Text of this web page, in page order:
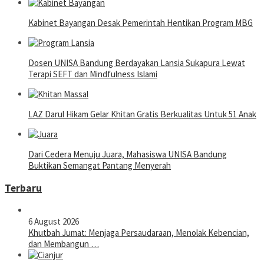
Kabinet Bayangan Desak Pemerintah Hentikan Program MBG
Dosen UNISA Bandung Berdayakan Lansia Sukapura Lewat
Terapi SEFT dan Mindfulness Islami
LAZ Darul Hikam Gelar Khitan Gratis Berkualitas Untuk 51 Anak
Dari Cedera Menuju Juara, Mahasiswa UNISA Bandung
Buktikan Semangat Pantang Menyerah
Terbaru
6 August 2026
Khutbah Jumat: Menjaga Persaudaraan, Menolak Kebencian,
dan Membangun …